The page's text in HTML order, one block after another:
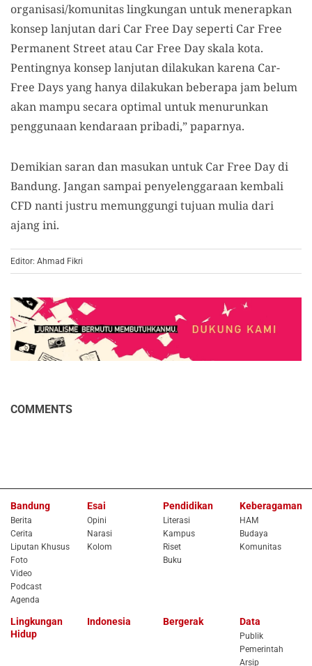
organisasi/komunitas lingkungan untuk menerapkan
konsep lanjutan dari Car Free Day seperti Car Free
Permanent Street atau Car Free Day skala kota.
Pentingnya konsep lanjutan dilakukan karena Car-
Free Days yang hanya dilakukan beberapa jam belum
akan mampu secara optimal untuk menurunkan
penggunaan kendaraan pribadi,” paparnya.
Demikian saran dan masukan untuk Car Free Day di
Bandung. Jangan sampai penyelenggaraan kembali
CFD nanti justru memunggungi tujuan mulia dari
ajang ini.
Editor: Ahmad Fikri
COMMENTS
Bandung
Berita
Cerita
Liputan Khusus
Foto
Video
Podcast
Agenda
Esai
Opini
Narasi
Kolom
Pendidikan
Literasi
Kampus
Riset
Buku
Keberagaman
HAM
Budaya
Komunitas
Lingkungan
Hidup
Indonesia Bergerak Data
Publik
Pemerintah
Arsip